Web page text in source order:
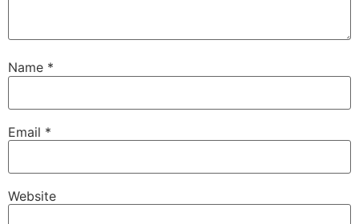
Name *
Email *
Website